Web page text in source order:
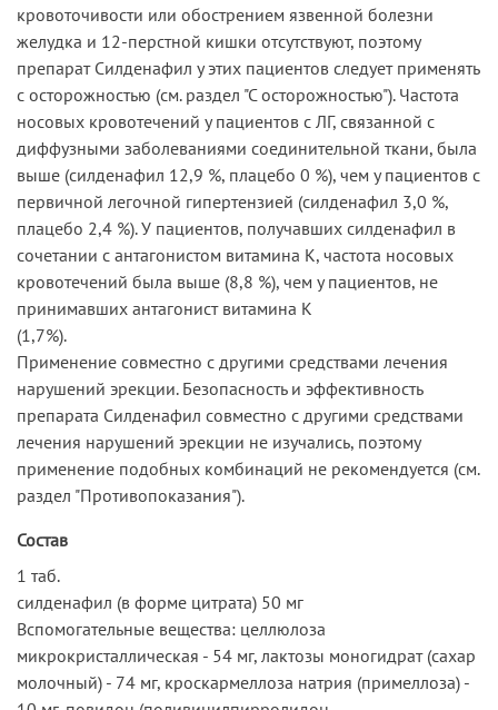
кровоточивости или обострением язвенной болезни
желудка и 12-перстной кишки отсутствуют, поэтому
препарат Силденафил у этих пациентов следует применять
с осторожностью (см. раздел "С осторожностью"). Частота
носовых кровотечений у пациентов с ЛГ, связанной с
диффузными заболеваниями соединительной ткани, была
выше (силденафил 12,9 %, плацебо 0 %), чем у пациентов с
первичной легочной гипертензией (силденафил 3,0 %,
плацебо 2,4 %). У пациентов, получавших силденафил в
сочетании с антагонистом витамина К, частота носовых
кровотечений была выше (8,8 %), чем у пациентов, не
принимавших антагонист витамина К
(1,7%).
Применение совместно с другими средствами лечения
нарушений эрекции. Безопасность и эффективность
препарата Силденафил совместно с другими средствами
лечения нарушений эрекции не изучались, поэтому
применение подобных комбинаций не рекомендуется (см.
раздел "Противопоказания").
Состав
1 таб.
силденафил (в форме цитрата) 50 мг
Вспомогательные вещества: целлюлоза
микрокристаллическая - 54 мг, лактозы моногидрат (сахар
молочный) - 74 мг, кроскармеллоза натрия (примеллоза) -